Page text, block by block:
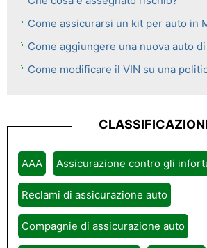
Come assicurarsi un kit per auto in
Come aggiungere una nuova auto
Come modificare il VIN su una
AAA Assicurazione contro gli
Reclami di assicurazione auto
Compagnie di assicurazione auto